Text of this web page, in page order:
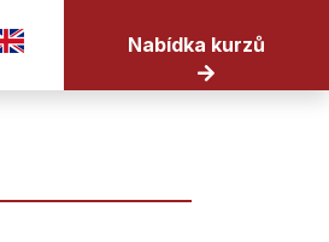
Nabídka kurzů